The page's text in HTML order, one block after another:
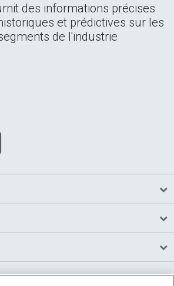
des informations précises
et prédictives sur les
de l'industrie